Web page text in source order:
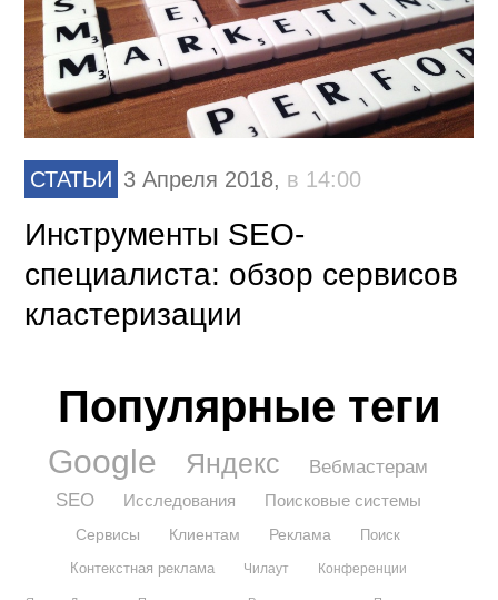
СТАТЬИ 3 Апреля 2018, в 14:00
Инструменты SEO-
специалиста: обзор сервисов
кластеризации
Популярные теги
Google Яндекс
Вебмастерам
SEO
Исследования Поисковые системы
Сервисы Клиентам Реклама
Поиск
Контекстная реклама
Чилаут Конференции